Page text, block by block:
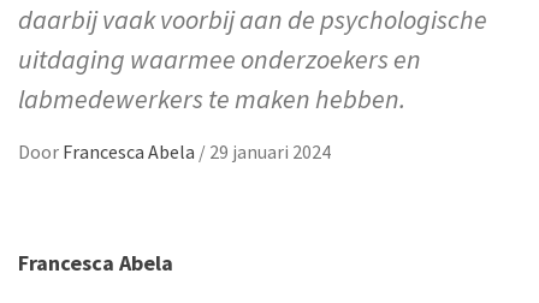
daarbij vaak voorbij aan de psychologische
uitdaging waarmee onderzoekers en
labmedewerkers te maken hebben.
Door Francesca Abela / 29 januari 2024
Francesca Abela